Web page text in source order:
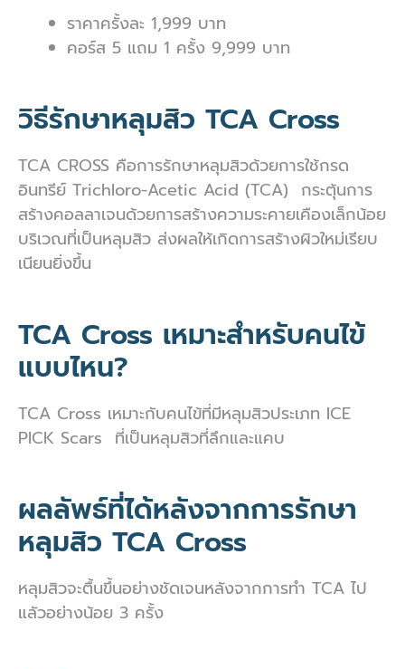
ราคาครั้งละ 1,999 บาท
คอร์ส 5 แถม 1 ครั้ง 9,999 บาท
วิธีรักษาหลุมสิว TCA Cross
TCA CROSS คือการรักษาหลุมสิวด้วยการใช้กรด
อินทรีย์ Trichloro-Acetic Acid (TCA) กระตุ้นการ
สร้างคอลลาเจนด้วยการสร้างความระคายเคืองเล็กน้อย
บริเวณที่เป็นหลุมสิว ส่งผลให้เกิดการสร้างผิวใหม่เรียบ
เนียนยิ่งขึ้น
TCA Cross เหมาะสำหรับคนไข้
แบบไหน?
TCA Cross เหมาะกับคนไข้ที่มีหลุมสิวประเภท ICE
PICK Scars ที่เป็นหลุมสิวที่ลึกและแคบ
ผลลัพธ์ที่ได้หลังจากการรักษา
หลุมสิว TCA Cross
หลุมสิวจะตื้นขึ้นอย่างชัดเจนหลังจากการทำ TCA ไป
แลัวอย่างน้อย 3 ครั้ง